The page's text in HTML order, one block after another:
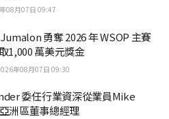
08月07日 09:47
勇奪 2026 年 WSOP 主賽
1,000 萬美元獎金
年08月07日 09:30
委任行業資深從業員Mike
洲區董事總經理